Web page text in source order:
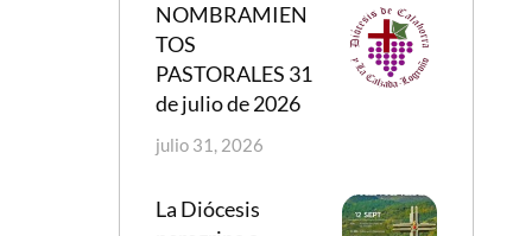
NOMBRAMIEN
TOS
PASTORALES 31
de julio de 2026
julio 31, 2026
La Diócesis